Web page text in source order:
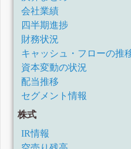
2025年3月期第1四半期決算
計士等による期中レビューの
2025年3月期第1四半期決算短
株式分割、株式分割に伴う定
の修正に関するお知らせ
2024年3月期決算短信〔日本
配当方針の変更及び期末配当
らせ
2024年3月期通期業績予想の
2024年3月期第3四半期決算
2024年3月期第2四半期決算短
2024年3月期第1四半期決算
2023年3月期決算短信〔日本
会社業績
四半期進捗
財務状況
キャッシュ・フローの推
資本変動の状況
配当推移
セグメント情報
株式
IR情報